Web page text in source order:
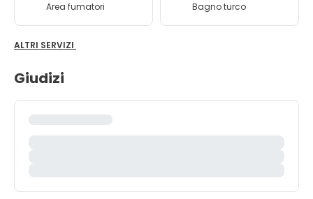
Area fumatori Bagno turco
ALTRI SERVIZI
Giudizi